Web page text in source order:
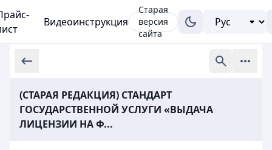
Видеоинструкция
Старая
версия
сайта
(СТАРАЯ РЕДАКЦИЯ) СТАНДАРТ
ГОСУДАРСТВЕННОЙ УСЛУГИ «ВЫДАЧА
ЛИЦЕНЗИИ НА Ф...